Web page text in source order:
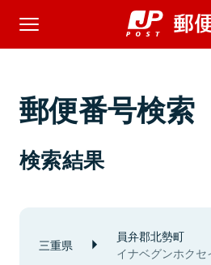
郵便番号検索
検索結果
三重県 員弁郡北勢町
イナベグンホクセ